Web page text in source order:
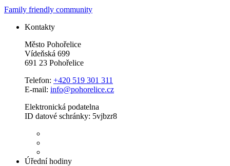
Family friendly community
Kontakty
Město Pohořelice
Vídeňská 699
691 23 Pohořelice
Telefon: +420 519 301 311
E-mail: info@pohorelice.cz
Elektronická podatelna
ID datové schránky: 5vjbzr8
Úřední hodiny